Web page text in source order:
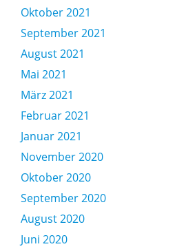
Oktober 2021
September 2021
August 2021
Mai 2021
März 2021
Februar 2021
Januar 2021
November 2020
Oktober 2020
September 2020
August 2020
Juni 2020